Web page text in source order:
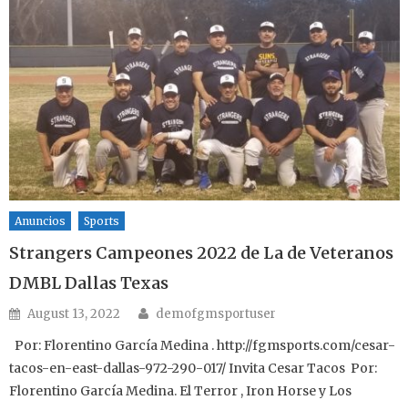
Anuncios Sports
Strangers Campeones 2022 de La de Veteranos
DMBL Dallas Texas
Posted on
August 13, 2022 Author
demofgmsportuser
Por: Florentino García Medina . http://fgmsports.com/cesar-
tacos-en-east-dallas-972-290-017/ Invita Cesar Tacos Por:
Florentino García Medina. El Terror , Iron Horse y Los